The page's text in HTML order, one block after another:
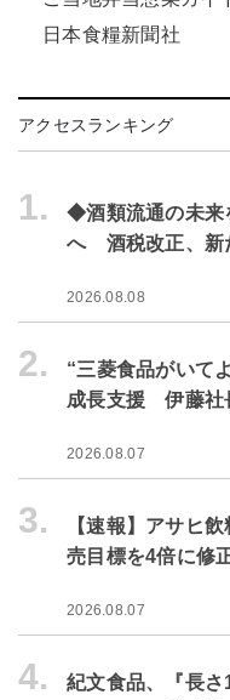
日本食糧新聞社
アクセスランキング
1.
◆酒類流通の未来
へ 酒税改正、新
2026.08.08
2.
“三菱食品がいて
成長支援 伊藤社
2026.08.07
3.
【速報】アサヒ
売目標を4倍に修
2026.08.07
4.
紀文食品、『長